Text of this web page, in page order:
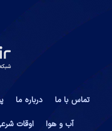
تماس با ما درباره ما
آب و هوا
اوقات